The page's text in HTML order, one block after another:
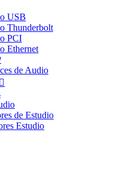
USB
Thunderbolt
PCI
Ethernet
de Audio

de Estudio
Estudio